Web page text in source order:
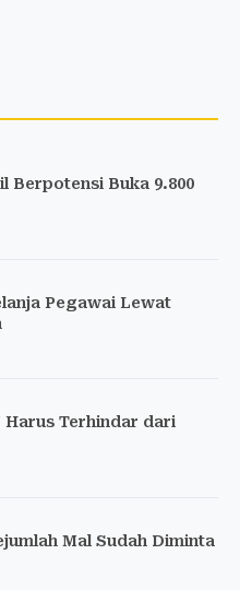
Berpotensi Buka 9.800
Pegawai Lewat
Harus Terhindar dari
Mal Sudah Diminta